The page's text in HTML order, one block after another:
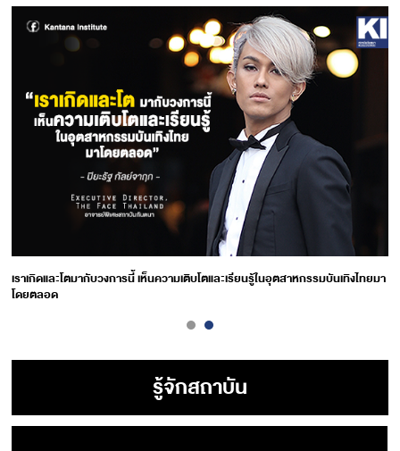
เราเกิดและโตมากับวงการนี้ เห็นความเติบโตและเรียนรู้ในอุตสาหกรรมบันเทิงไทยมา
โดยตลอด
รู้จักสถาบัน